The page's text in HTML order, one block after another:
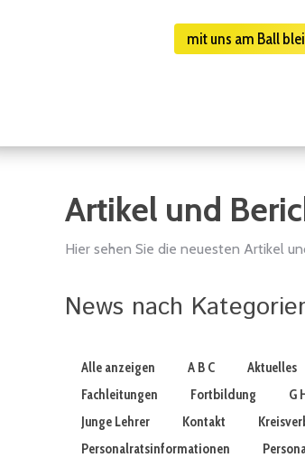
mit uns am Ball
Artikel und
Hier sehen Sie die neuesten Artikel
News nach
Alle anzeigen A B C Aktuelles
Fachleitungen
Fortbildung G
Junge Lehrer
Kontakt
Personalratsinformationen